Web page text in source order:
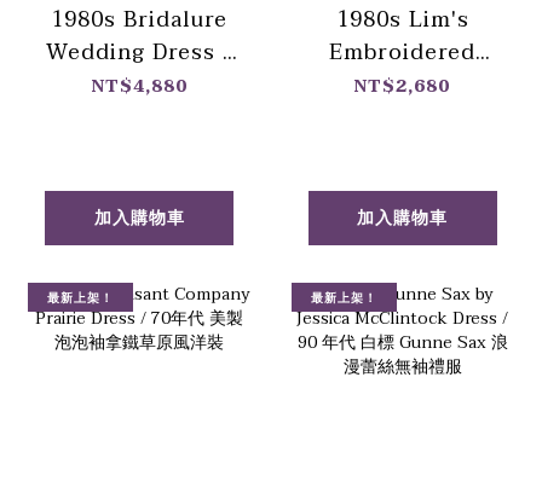
1980s Bridalure
Wedding Dress /
80 年代 荷葉蕾絲緞
NT$4,880
加入購物車
1980s Lim's
Embroidered
Jumpsuit / 80年代
NT$2,680
加入購物車
最新上架！ 最新上架！